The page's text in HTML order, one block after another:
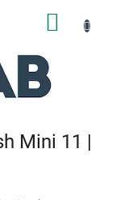
Mini 11 |